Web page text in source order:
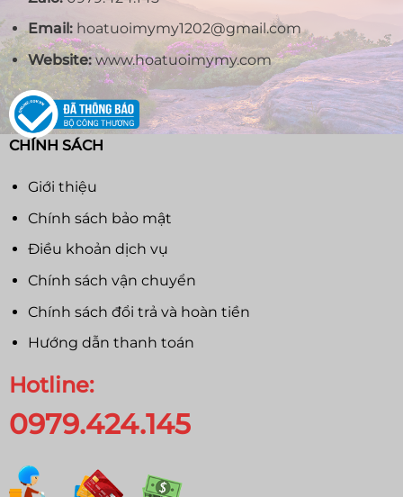
Email:hoatuoimymy1202@gmail.com
Website:www.hoatuoimymy.com
CHÍNH SÁCH
Giới thiệu
Chính sách bảo mật
Điều khoản dịch vụ
Chính sách vận chuyển
Chính sách đổi trả và hoàn tiền
Hướng dẫn thanh toán
Hotline:
0979.424.145